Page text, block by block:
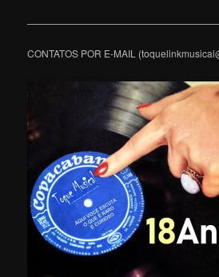
CONTATOS POR E-MAIL